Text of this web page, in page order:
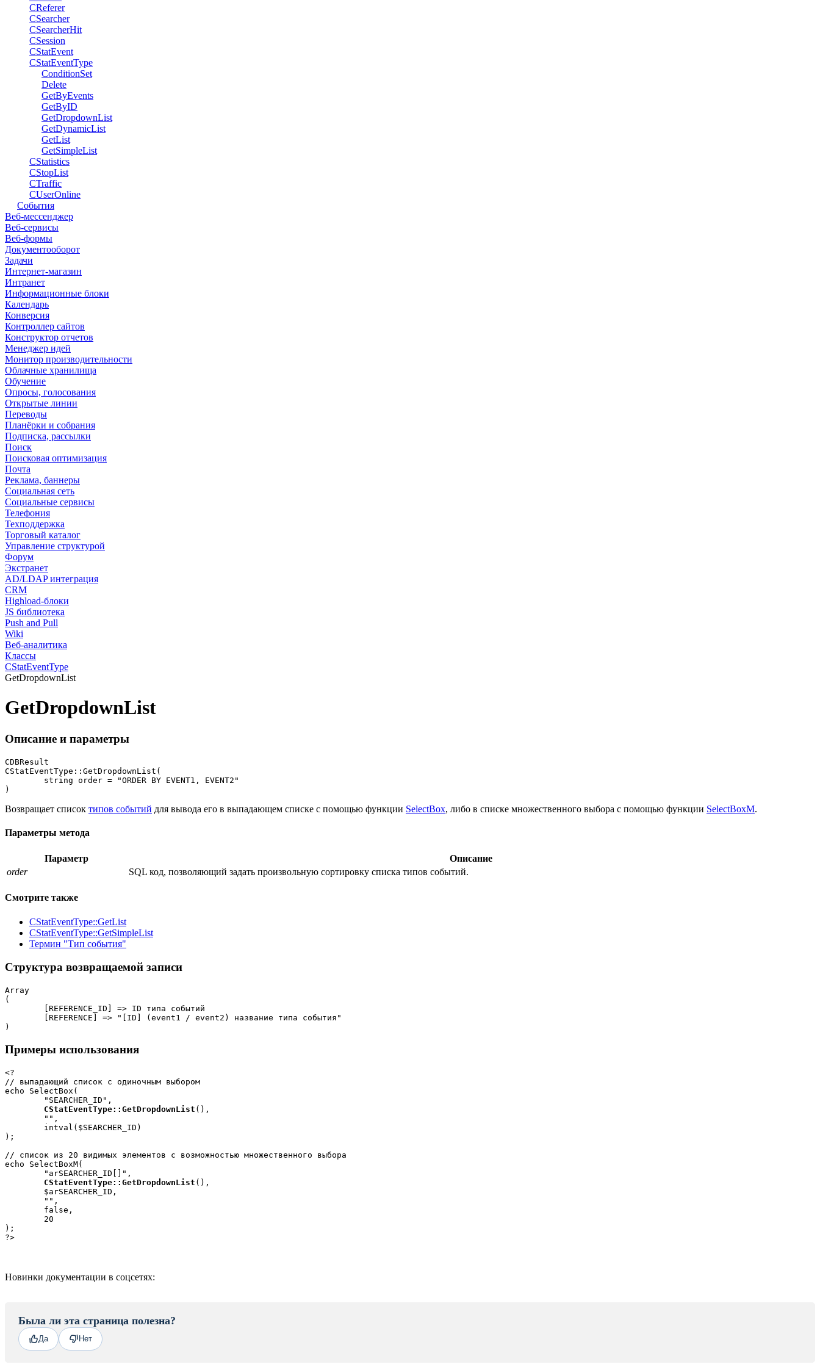
CReferer
CSearcher
CSearcherHit
CSession
CStatEvent
CStatEventType
ConditionSet
Delete
GetByEvents
GetByID
GetDropdownList
GetDynamicList
GetList
GetSimpleList
CStatistics
CStopList
CTraffic
CUserOnline
События
Веб-мессенджер
Веб-сервисы
Веб-формы
Документооборот
Задачи
Интернет-магазин
Интранет
Информационные блоки
Календарь
Конверсия
Контроллер сайтов
Конструктор отчетов
Менеджер идей
Монитор производительности
Облачные хранилища
Обучение
Опросы, голосования
Открытые линии
Переводы
Планёрки и собрания
Подписка, рассылки
Поиск
Поисковая оптимизация
Почта
Реклама, баннеры
Социальная сеть
Социальные сервисы
Телефония
Техподдержка
Торговый каталог
Управление структурой
Форум
Экстранет
AD/LDAP интеграция
CRM
Highload-блоки
JS библиотека
Push and Pull
Wiki
Веб-аналитика
Классы
CStatEventType
GetDropdownList
GetDropdownList
Описание и параметры
CDBResult
CStatEventType::GetDropdownList(
)
Возвращает список типов событий для вывода его в выпадающем списке с помощью функции SelectBox, либо в списке множественного выбора с помощью функции SelectBoxM.
Параметры метода
Параметр
Описание
order
SQL код, позволяющий задать произвольную сортировку списка типов событий.
Смотрите также
CStatEventType::GetList
CStatEventType::GetSimpleList
Термин "Тип события"
Структура возвращаемой записи
Array
(
)
Примеры использования
<?
// выпадающий список с одиночным выбором
echo SelectBox(
CStatEventType::GetDropdownList (),
);
// список из 20 видимых элементов с возможностью множественного выбора
echo SelectBoxM(
CStatEventType::GetDropdownList (),
);
?>
Новинки документации в соцсетях:
Была ли эта страница полезна?
Да Нет